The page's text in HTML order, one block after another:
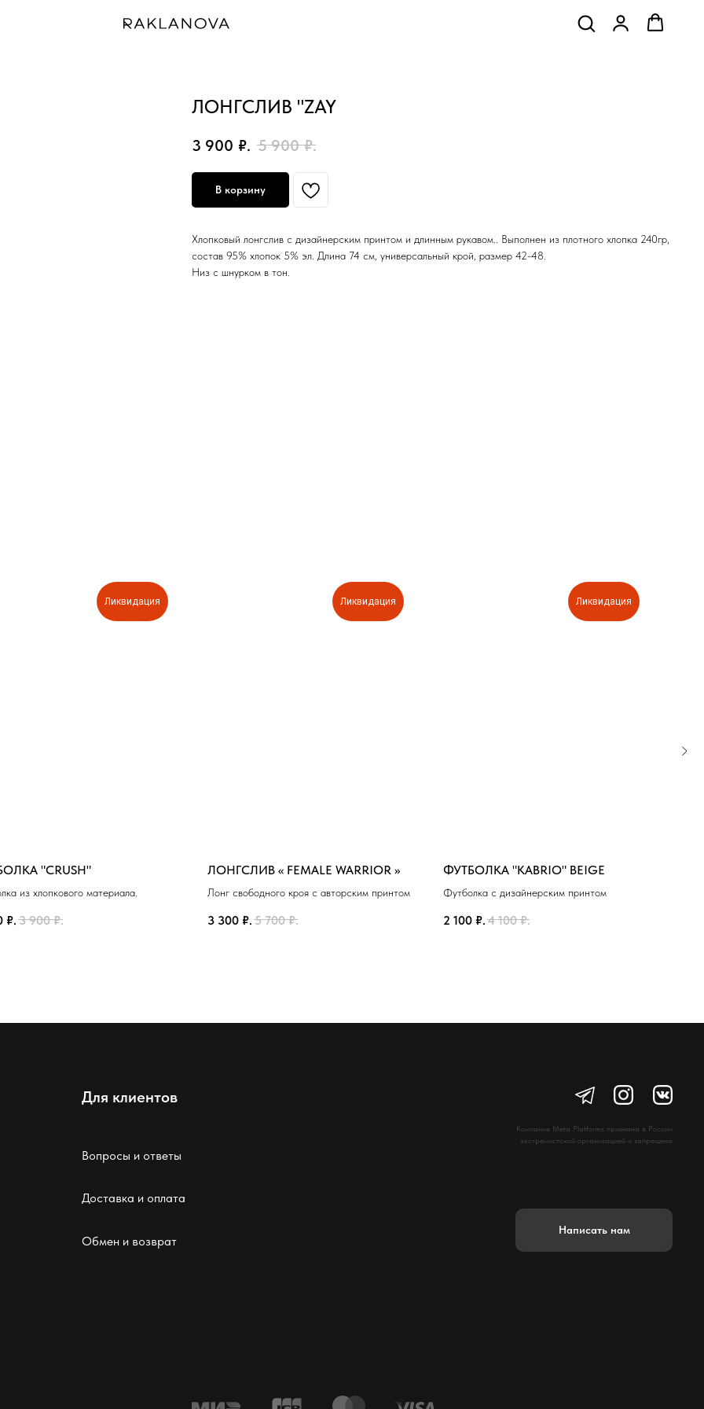
ЛОНГСЛИВ "ZAY
3 900 ₽. 5 900 ₽.
В корзину
Хлопковый лонгслив с дизайнерским принтом и длинным рукавом.. Выполнен из плотного хлопка 240гр,
состав 95% хлопок 5% эл. Длина 74 см, универсальный крой, размер 42-48.
Низ с шнурком в тон.
Ликвидация
"CRUSH"
из хлопкового материала.
₽. 3 900 ₽.
Ликвидация
ЛОНГСЛИВ « FEMALE WARRIOR »
Лонг свободного кроя с авторским принтом
3 300 ₽. 5 700 ₽.
Ликвидация
ФУТБОЛКА "KABRIO" BEIGE
Футболка с дизайнерским принтом
2 100 ₽. 4 100 ₽.
Компания Meta Platforms признана в России
экстремистской организацией и запрещена
Для клиентов
Вопросы и ответы
Доставка и оплата
Обмен и возврат
Написать нам